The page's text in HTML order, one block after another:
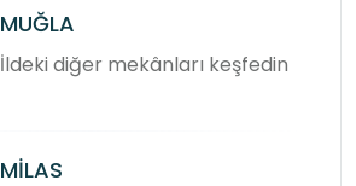
MUĞLA
İldeki diğer mekânları keşfedin
MİLAS